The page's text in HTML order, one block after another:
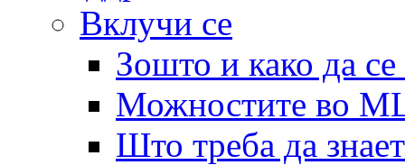
Вклучи се
Зошто и како да
Можностите во
Што треба да